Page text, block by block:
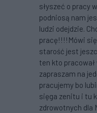
słyszeć o pracy
podniosą nam
ludzi odejdzie.
pracę!!!!Mówi
starość jest
ten kto
zapraszam na
pracujemy bo
sięga zenitu i tu
zdrowotnych dla